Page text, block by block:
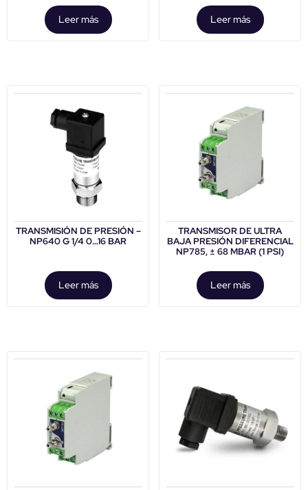
Leer más Leer más
TRANSMISIÓN DE PRESIÓN –
NP640 G 1/4 0…16 BAR
Leer más
TRANSMISOR DE ULTRA
BAJA PRESIÓN DIFERENCIAL
NP785, ± 68 MBAR (1 PSI)
Leer más